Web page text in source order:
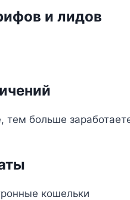
и лидов
тем больше
кошельки